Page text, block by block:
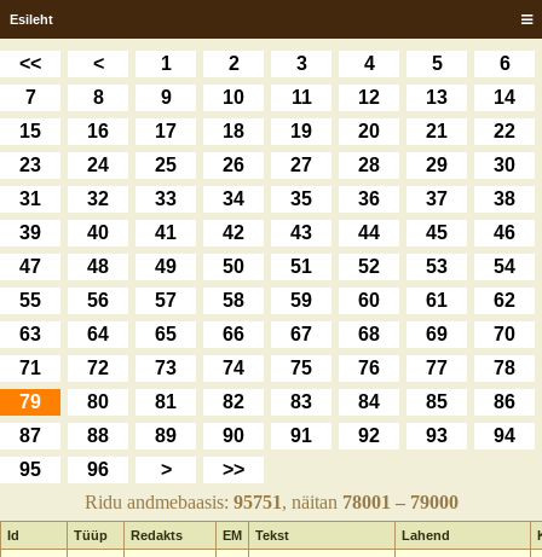
Esileht
<< < 1 2 3 4 5
6
7
8 9 10 11 12 13
14
15
16 17 18 19 20 21
22
23
24 25 26 27 28 29
30
31
32 33 34 35 36 37
38
39
40 41 42 43 44 45
46
47
48 49 50 51 52 53
54
55
56 57 58 59 60 61
62
63
64 65 66 67 68 69
70
71
72 73 74 75 76 77
78
79
80 81 82 83 84 85
86
87
88 89 90 91 92 93
94
95
96 >
>>
Ridu andmebaasis: 95751, näitan 78001 – 79000
Id Tüüp Redakts EM Tekst Lahend